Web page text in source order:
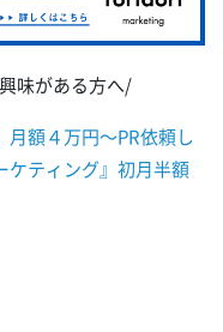
味がある方へ/
月額４万円～PR依頼し
ケティング』初月半額